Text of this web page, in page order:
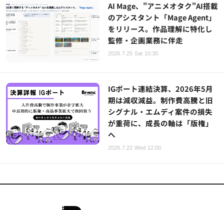
AI Mage、"アニメオタク"AI搭載
のアシスタント「Mage Agent」
をリリース。作品理解に特化し
監修・企画業務に伴走
2026.7.25 Sat 10:30
IGポート連結決算、2026年5月
期は減収減益。制作費高騰と旧
シグナル・エムディ案件の損失
が重荷に、成長の軸は「版権」
へ
2026.7.22 Wed 12:00